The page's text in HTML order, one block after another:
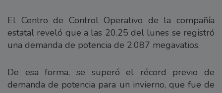
El Centro de Control Operativo de la compañía
estatal reveló que a las 20.25 del lunes se registró
una demanda de potencia de 2.087 megavatios.
De esa forma, se superó el récord previo de
demanda de potencia para un invierno, que fue de